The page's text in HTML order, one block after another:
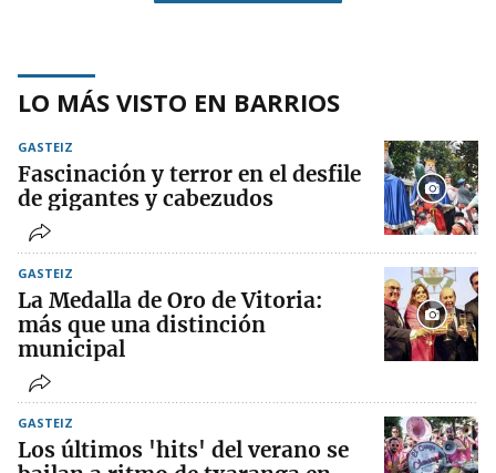
LO MÁS VISTO EN BARRIOS
GASTEIZ
Fascinación y terror en el desfile
de gigantes y cabezudos
GASTEIZ
La Medalla de Oro de Vitoria:
más que una distinción
municipal
GASTEIZ
Los últimos 'hits' del verano se